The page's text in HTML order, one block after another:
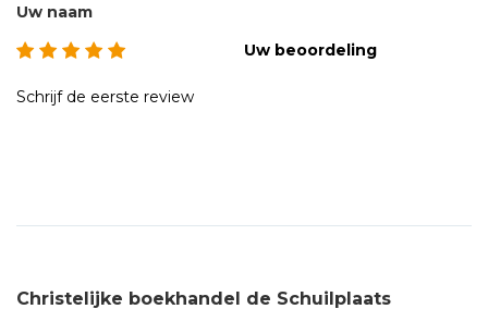
Uw naam
Uw beoordeling
Schrijf de eerste review
Christelijke boekhandel de Schuilplaats